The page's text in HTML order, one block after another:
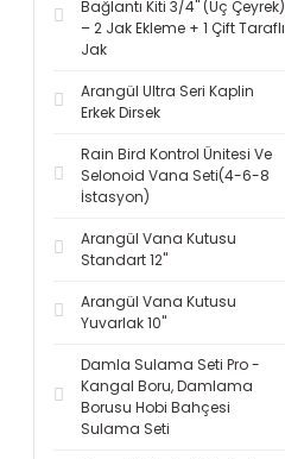
Bağlantı Kiti 3/4'' (Üç Çeyrek)
– 2 Jak Ekleme + 1 Çift Taraflı
Jak
Arangül Ultra Seri Kaplin
Erkek Dirsek
Rain Bird Kontrol Ünitesi Ve
Selonoid Vana Seti(4-6-8
İstasyon)
Arangül Vana Kutusu
Standart 12''
Arangül Vana Kutusu
Yuvarlak 10''
Damla Sulama Seti Pro -
Kangal Boru, Damlama
Borusu Hobi Bahçesi
Sulama Seti